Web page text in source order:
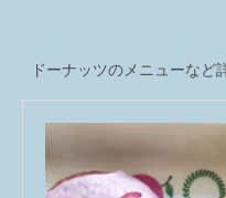
ドーナッツのメニューなど